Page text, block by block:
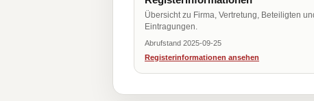
Übersicht zu Firma, Vertretung, Beteiligten
Eintragungen.
Abrufstand 2025-09-25
Registerinformationen ansehen